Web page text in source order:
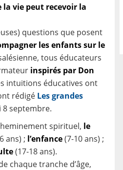
la vie peut recevoir la
questions que posent
les enfants sur le
tous éducateurs
inspirés par Don
intuitions éducatives ont
rédigé Les grandes
septembre.
spirituel, le
ans) ; l’enfance(7-10 ans) ;
(17-18 ans).
chaque tranche d’âge,